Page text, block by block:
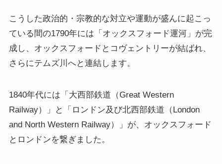
こうした政治的・宗教的な対立や運動が盛んに起こっ
ている間の1790年には「オックスフォード運河」が完
成し、オックスフォードとコヴェントリーが結ばれ、
さらにテムズ川へと連結します。
1840年代には「大西部鉄道（Great Western
Railway）」と「ロンドン及び北西部鉄道（London
and North Western Railway）」が、オックスフォード
とロンドンを繋ぎました。